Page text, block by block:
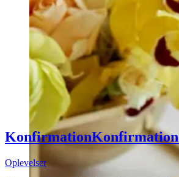
KonfirmationKonfirmation
Oplevelser